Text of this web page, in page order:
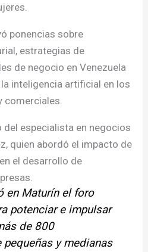
ponencias sobre
estrategias de
de negocio en Venezuela
inteligencia artificial en los
del especialista en negocios
quien abordó el impacto de
el desarrollo de
en Maturín el foro
potenciar e impulsar
de 800
pequeñas y medianas